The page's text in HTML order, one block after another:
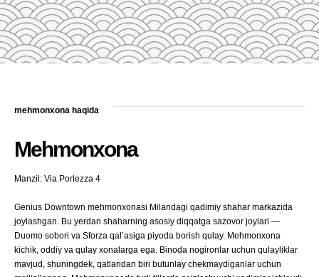
mehmonxona haqida
Mehmonxona
Manzil: Via Porlezza 4
Genius Downtown mehmonxonasi Milandagi qadimiy shahar markazida
joylashgan. Bu yerdan shaharning asosiy diqqatga sazovor joylari —
Duomo sobori va Sforza qal’asiga piyoda borish qulay. Mehmonxona
kichik, oddiy va qulay xonalarga ega. Binoda nogironlar uchun qulayliklar
mavjud, shuningdek, qatlaridan biri butunlay chekmaydiganlar uchun